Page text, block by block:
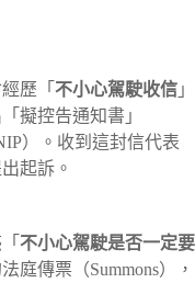
歷「 不小心駕駛收信 」
擬控告通知書」
）。收到這封信代表
起訴。
不小心駕駛是否一定要
庭傳票（Summons），